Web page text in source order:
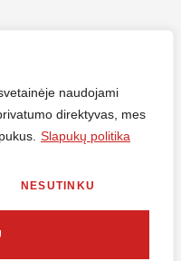
naudojami
direktyvas, mes
Slapukų politika
NESUTINKU
Sprendimas